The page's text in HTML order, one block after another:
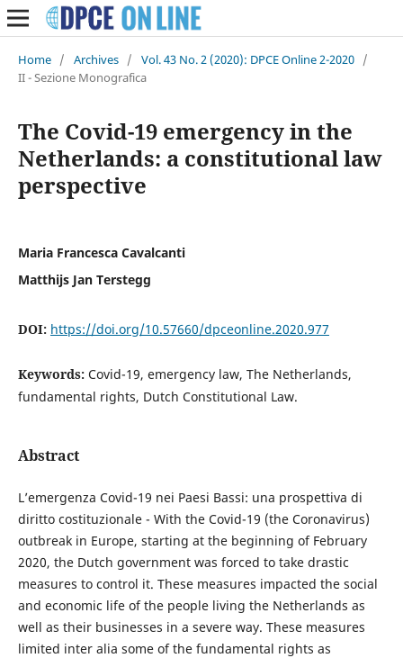
Home / Archives / Vol. 43 No. 2 (2020): DPCE Online 2-2020 /
II - Sezione Monografica
The Covid-19 emergency in the
Netherlands: a constitutional law
perspective
Maria Francesca Cavalcanti
Matthijs Jan Terstegg
DOI: https://doi.org/10.57660/dpceonline.2020.977
Keywords: Covid-19, emergency law, The Netherlands,
fundamental rights, Dutch Constitutional Law.
Abstract
L’emergenza Covid-19 nei Paesi Bassi: una prospettiva di
diritto costituzionale - With the Covid-19 (the Coronavirus)
outbreak in Europe, starting at the beginning of February
2020, the Dutch government was forced to take drastic
measures to control it. These measures impacted the social
and economic life of the people living the Netherlands as
well as their businesses in a severe way. These measures
limited inter alia some of the fundamental rights as